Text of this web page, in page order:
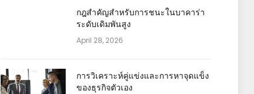
กฎสำคัญสำหรับการชนะในบาคาร่า
ระดับเดิมพันสูง
April 28, 2026
การวิเคราะห์คู่แข่งและการหาจุดแข็ง
ของธุรกิจตัวเอง